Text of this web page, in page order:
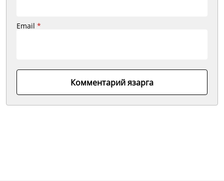
Email *
Комментарий язарга